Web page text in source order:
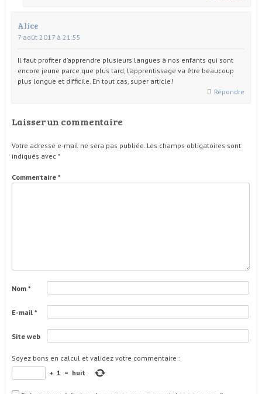
Alice
7 août 2017 à 21:55
Il faut profiter d’apprendre plusieurs langues à nos enfants qui sont
encore jeune parce que plus tard, l’apprentissage va être beaucoup
plus longue et difficile. En tout cas, super article!
Répondre
Laisser un commentaire
Votre adresse e-mail ne sera pas publiée. Les champs obligatoires sont
indiqués avec *
Commentaire *
Nom *
E-mail *
Site web
Soyez bons en calcul et validez votre commentaire :
+ 1 = huit